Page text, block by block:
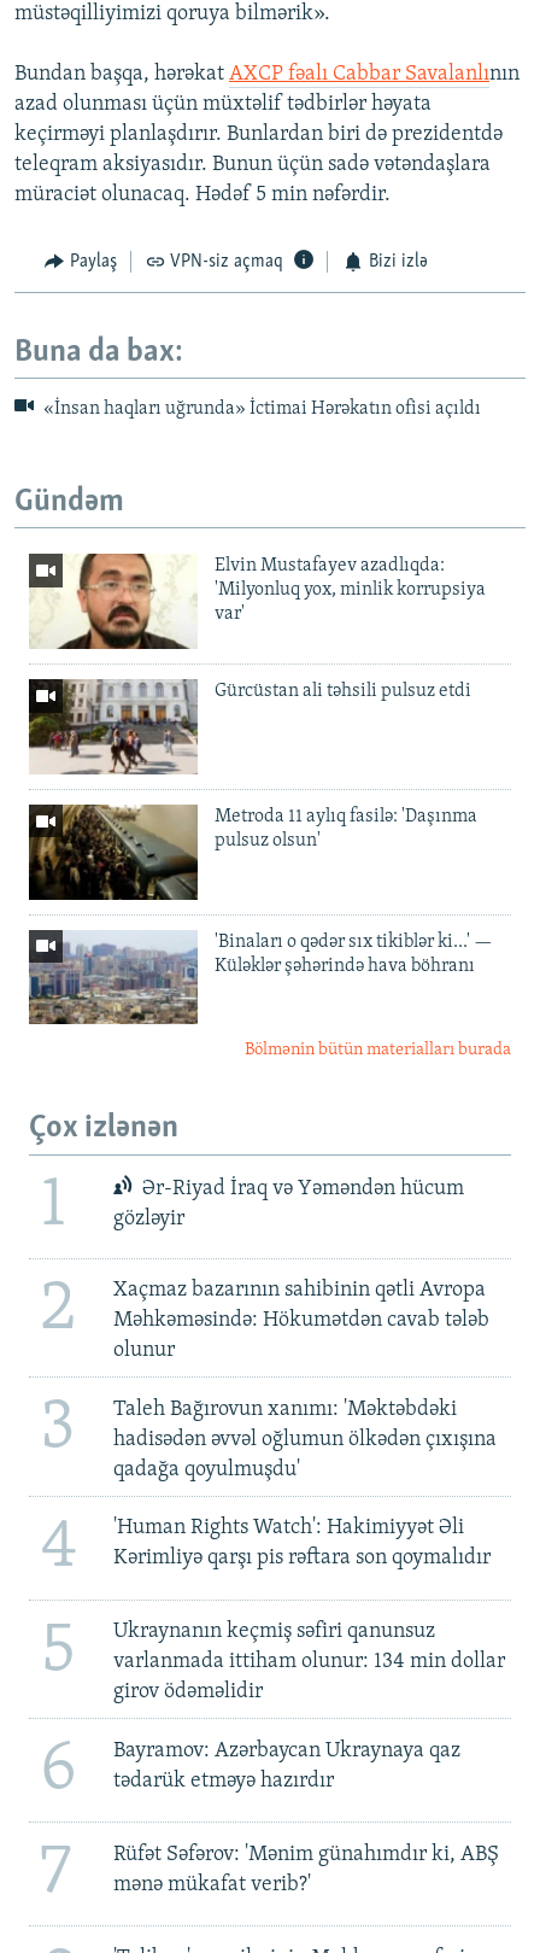
müstəqilliyimizi qoruya bilmərik».
Bundan başqa, hərəkat AXCP fəalı Cabbar Savalanlının
azad olunması üçün müxtəlif tədbirlər həyata
keçirməyi planlaşdırır. Bunlardan biri də prezidentdə
teleqram aksiyasıdır. Bunun üçün sadə vətəndaşlara
müraciət olunacaq. Hədəf 5 min nəfərdir.
Paylaş VPN-siz açmaq Bizi izlə
Buna da bax:
«İnsan haqları uğrunda» İctimai Hərəkatın ofisi açıldı
Gündəm
Elvin Mustafayev azadlıqda:
'Milyonluq yox, minlik korrupsiya
var'
Gürcüstan ali təhsili pulsuz etdi
Metroda 11 aylıq fasilə: 'Daşınma
pulsuz olsun'
'Binaları o qədər sıx tikiblər ki...' —
Küləklər şəhərində hava böhranı
Bölmənin bütün materialları burada
Çox izlənən
1
Ər-Riyad İraq və Yəməndən hücum
gözləyir
2
Xaçmaz bazarının sahibinin qətli Avropa
Məhkəməsində: Hökumətdən cavab tələb
olunur
3
Taleh Bağırovun xanımı: 'Məktəbdəki
hadisədən əvvəl oğlumun ölkədən çıxışına
qadağa qoyulmuşdu'
4
'Human Rights Watch': Hakimiyyət Əli
Kərimliyə qarşı pis rəftara son qoymalıdır
5
Ukraynanın keçmiş səfiri qanunsuz
varlanmada ittiham olunur: 134 min dollar
girov ödəməlidir
6
Bayramov: Azərbaycan Ukraynaya qaz
tədarük etməyə hazırdır
7
Rüfət Səfərov: 'Mənim günahımdır ki, ABŞ
mənə mükafat verib?'